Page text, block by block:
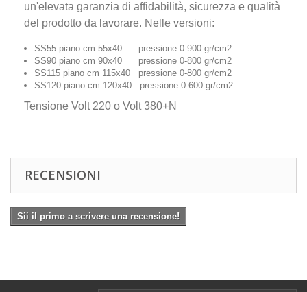
un'elevata garanzia di affidabilità, sicurezza e qualità
del prodotto da lavorare. Nelle versioni:
SS55 piano cm 55x40 pressione 0-900 gr/cm2
SS90 piano cm 90x40 pressione 0-800 gr/cm2
SS115 piano cm 115x40 pressione 0-800 gr/cm2
SS120 piano cm 120x40 pressione 0-600 gr/cm2
Tensione Volt 220 o Volt 380+N
RECENSIONI
Sii il primo a scrivere una recensione!